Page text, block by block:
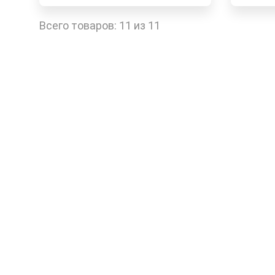
Быстрый заказ
Всего товаров: 11 из 11